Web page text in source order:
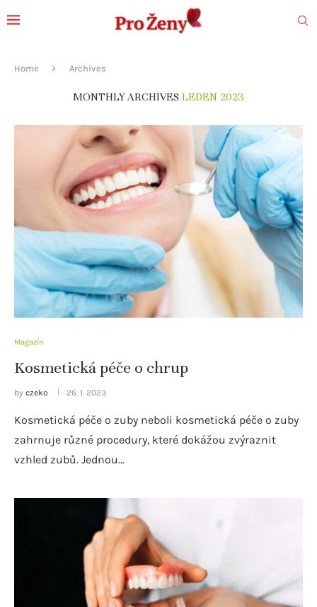
Home Archives
MONTHLY ARCHIVES LEDEN 2023
Magazín
Kosmetická péče o chrup
by czeko 26. 1. 2023
Kosmetická péče o zuby neboli kosmetická péče o zuby
zahrnuje různé procedury, které dokážou zvýraznit
vzhled zubů. Jednou…